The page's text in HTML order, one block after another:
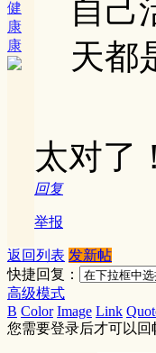
健
康
康
自己
天都
太对了！
回复
举报
返回列表 发新帖
快捷回复：
高级模式
B Color Image Link
您需要登录后才可以回